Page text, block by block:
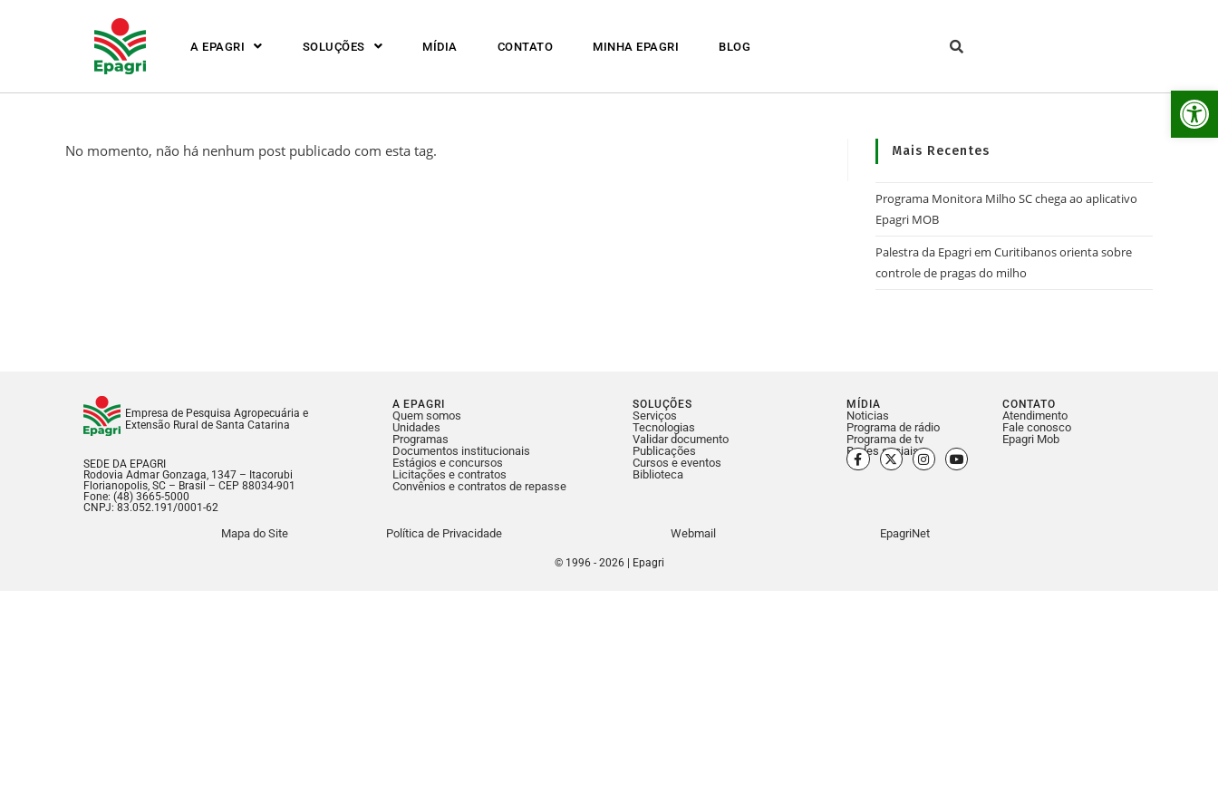
A EPAGRI SOLUÇÕES MÍDIA CONTATO MINHA EPAGRI BLOG
No momento, não há nenhum post publicado com esta tag. Mais Recentes
Programa Monitora Milho SC chega ao aplicativo
Epagri MOB
Palestra da Epagri em Curitibanos orienta sobre
controle de pragas do milho
Empresa de Pesquisa Agropecuária e
Extensão Rural de Santa Catarina
SEDE DA EPAGRI
Rodovia Admar Gonzaga, 1347 – Itacorubi
Florianopolis, SC – Brasil – CEP 88034-901
Fone: (48) 3665-5000
CNPJ: 83.052.191/0001-62
A EPAGRI
Quem somos
Unidades
Programas
Documentos institucionais
Estágios e concursos
Licitações e contratos
Convênios e contratos de repasse
SOLUÇÕES
Serviços
Tecnologias
Validar documento
Publicações
Cursos e eventos
Biblioteca
MÍDIA
Noticias
Programa de rádio
Programa de tv
Redes sociais
CONTATO
Atendimento
Fale conosco
Epagri Mob
Mapa do Site Política de Privacidade Webmail EpagriNet
© 1996 - 2026 | Epagri